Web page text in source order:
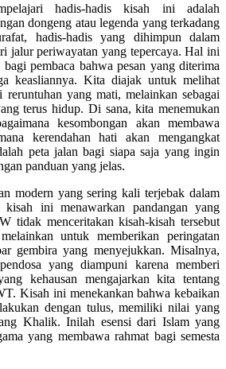
hadis-hadis kisah ini adalah
dongeng atau legenda yang terkadang
hadis-hadis yang dihimpun dalam
jalur periwayatan yang tepercaya. Hal ini
pembaca bahwa pesan yang diterima
keasliannya. Kita diajak untuk melihat
reruntuhan yang mati, melainkan sebagai
terus hidup. Di sana, kita menemukan
kesombongan akan membawa
kerendahan hati akan mengangkat
peta jalan bagi siapa saja yang ingin
panduan yang jelas.
modern yang sering kali terjebak dalam
kisah ini menawarkan pandangan yang
tidak menceritakan kisah-kisah tersebut
untuk memberikan peringatan
gembira yang menyejukkan. Misalnya,
yang diampuni karena memberi
kehausan mengajarkan kita tentang
Kisah ini menekankan bahwa kebaikan
dengan tulus, memiliki nilai yang
Khalik. Inilah esensi dari Islam yang
yang membawa rahmat bagi semesta